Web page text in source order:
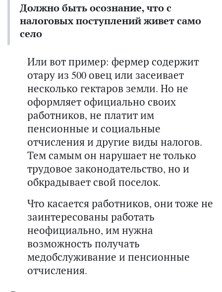
Должно быть осознание, что с
налоговых поступлений живет само
село
Или вот пример: фермер содержит
отару из 500 овец или засеивает
несколько гектаров земли. Но не
оформляет официально своих
работников, не платит им
пенсионные и социальные
отчисления и другие виды налогов.
Тем самым он нарушает не только
трудовое законодательство, но и
обкрадывает свой поселок.
Что касается работников, они тоже не
заинтересованы работать
неофициально, им нужна
возможность получать
медобслуживание и пенсионные
отчисления.